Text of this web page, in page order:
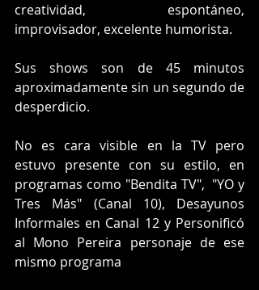
creatividad, espontáneo,
improvisador, excelente humorista.
Sus shows son de 45 minutos
aproximadamente sin un segundo de
desperdicio.
No es cara visible en la TV pero
estuvo presente con su estilo, en
programas como "Bendita TV",  "YO y
Tres Más" (Canal 10), Desayunos
Informales en Canal 12 y Personificó
al Mono Pereira personaje de ese
mismo programa